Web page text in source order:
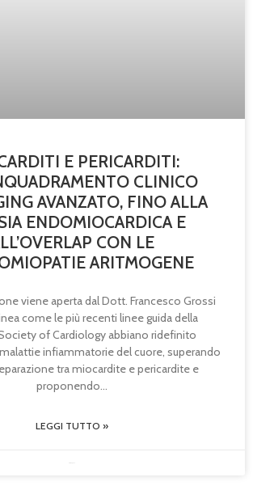
E PERICARDITI:
CLINICO
AVANZATO, FINO ALLA
ENDOMIOCARDICA E
CON LE
ARITMOGENE
viene aperta dal Dott. Francesco Grossi
come le più recenti linee guida della
of Cardiology abbiano ridefinito
infiammatorie del cuore, superando
tra miocardite e pericardite e
proponendo
LEGGI TUTTO »